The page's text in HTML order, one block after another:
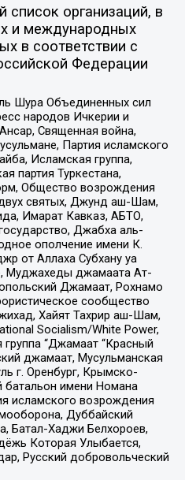
организаций, в
и международных
в соответствии с
Федерации
Шура Объединенных сил
народов Ичкерии и
Священная война,
Партия исламского
Исламская группа,
партия Туркестана,
Общество возрождения
святых, Джунд аш-Шам,
Имарат Кавказ, АБТО,
Джабха аль-
ополчение имени К.
от Аллаха Субхану уа
Муджахеды джамаата Ат-
Джамаат, Рохнамо
сообщество
Хайят Тахрир аш-Шам,
Socialism/White Power,
группа “Джамаат “Красный
джамаат, Мусульманская
г. Оренбург, Крымско-
батальон имени Номана
исламского возрождения
Дуббайский
Батал-Хаджи Белхороев,
Которая Улыбается,
Русский добровольческий